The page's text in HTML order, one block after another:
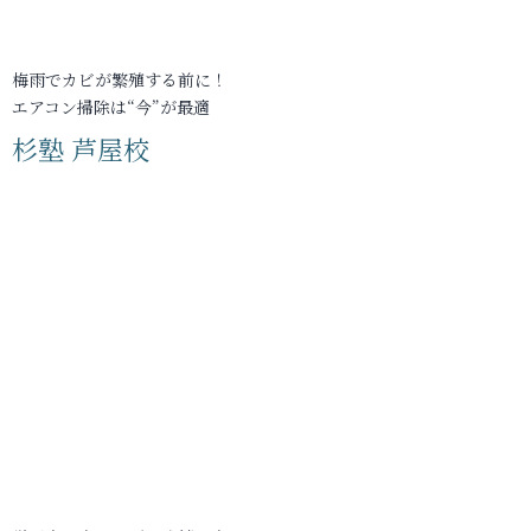
梅雨でカビが繁殖する前に！
エアコン掃除は“今”が最適
杉塾 芦屋校